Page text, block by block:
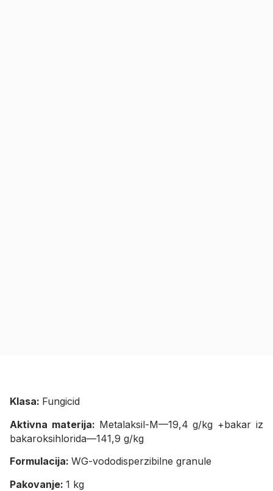
Klasa: Fungicid
Aktivna materija: Metalaksil-M—19,4 g/kg +bakar iz
bakaroksihlorida—141,9 g/kg
Formulacija: WG-vododisperzibilne granule
Pakovanje: 1 kg